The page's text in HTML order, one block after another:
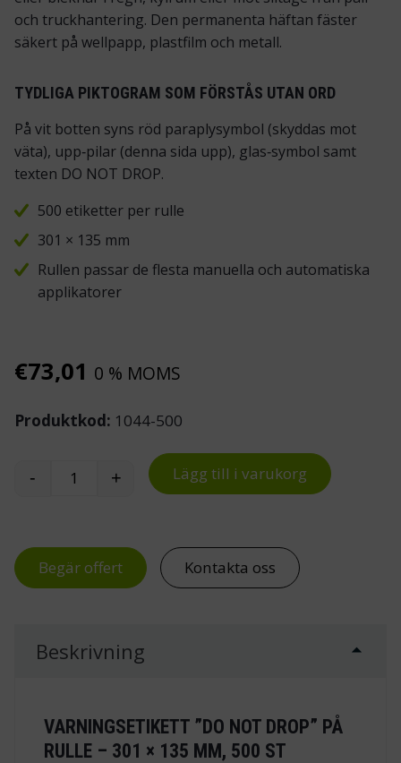
och truckhantering. Den permanenta häftan fäster
säkert på wellpapp, plastfilm och metall.
TYDLIGA PIKTOGRAM SOM FÖRSTÅS UTAN ORD
På vit botten syns röd paraplysymbol (skyddas mot
väta), upp‑pilar (denna sida upp), glas‑symbol samt
texten DO NOT DROP.
500 etiketter per rulle
301 × 135 mm
Rullen passar de flesta manuella och automatiska
applikatorer
€73,01 0 % MOMS
Produktkod: 1044-500
Varningsetikett, do not drop mängd
- + Lägg till i varukorg
Begär offert Kontakta oss
Beskrivning
VARNINGSETIKETT ”DO NOT DROP” PÅ
RULLE – 301 × 135 MM, 500 ST